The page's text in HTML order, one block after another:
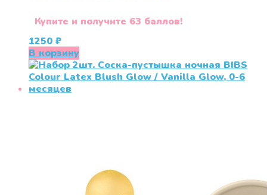
Купите и получите 63 баллов!
1250 ₽
В корзину